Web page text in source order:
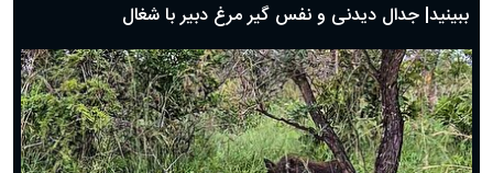
ببینید| جدال دیدنی و نفس گیر مرغ دبیر با شغال